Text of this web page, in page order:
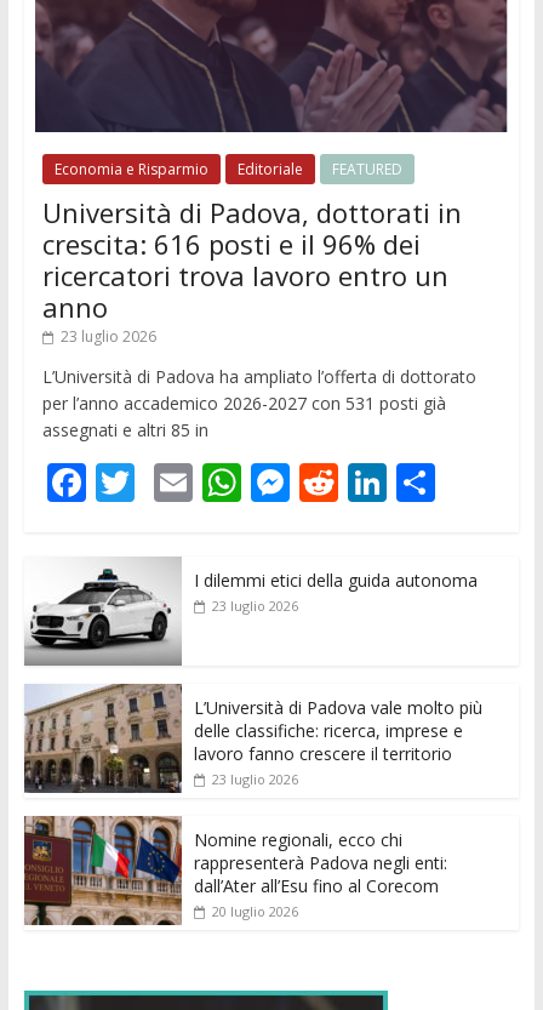
Economia e Risparmio Editoriale FEATURED
Università di Padova, dottorati in
crescita: 616 posti e il 96% dei
ricercatori trova lavoro entro un
anno
23 luglio 2026
L’Università di Padova ha ampliato l’offerta di dottorato
per l’anno accademico 2026-2027 con 531 posti già
assegnati e altri 85 in
F
e
b
o
o
k
T
itt
er
E
ai
l
W
s
p
M
ss
e
er
R
di
Li
e
C
di
I dilemmi etici della guida autonoma
23 luglio 2026
L’Università di Padova vale molto più
delle classifiche: ricerca, imprese e
lavoro fanno crescere il territorio
23 luglio 2026
Nomine regionali, ecco chi
rappresenterà Padova negli enti:
dall’Ater all’Esu fino al Corecom
20 luglio 2026